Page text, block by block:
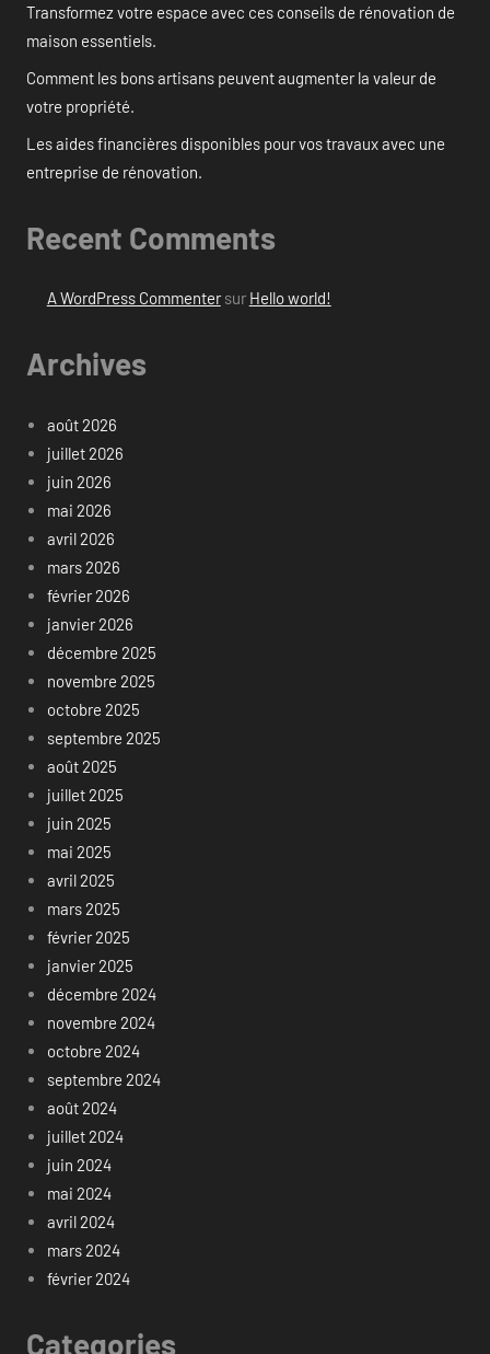
Transformez votre espace avec ces conseils de rénovation de
maison essentiels.
Comment les bons artisans peuvent augmenter la valeur de
votre propriété.
Les aides financières disponibles pour vos travaux avec une
entreprise de rénovation.
Recent Comments
A WordPress Commentersur Hello world!
Archives
août 2026
juillet 2026
juin 2026
mai 2026
avril 2026
mars 2026
février 2026
janvier 2026
décembre 2025
novembre 2025
octobre 2025
septembre 2025
août 2025
juillet 2025
juin 2025
mai 2025
avril 2025
mars 2025
février 2025
janvier 2025
décembre 2024
novembre 2024
octobre 2024
septembre 2024
août 2024
juillet 2024
juin 2024
mai 2024
avril 2024
mars 2024
février 2024
Categories